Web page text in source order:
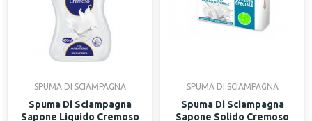
SPUMA DI SCIAMPAGNA
Spuma Di Sciampagna
Sapone Liquido Cremoso
SPUMA DI SCIAMPAGNA
Spuma Di Sciampagna
Sapone Solido Cremoso